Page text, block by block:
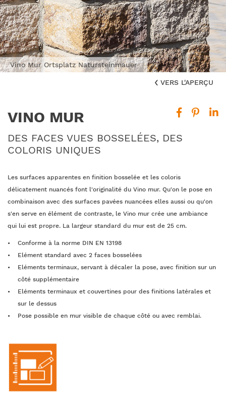
Vino Mur Ortsplatz Natursteinmauer
VERS L'APERÇU
VINO MUR
DES FACES VUES BOSSELÉES, DES
COLORIS UNIQUES
Les surfaces apparentes en finition bosselée et les coloris
délicatement nuancés font l'originalité du Vino mur. Qu'on le pose en
combinaison avec des surfaces pavées nuancées elles aussi ou qu'on
s'en serve en élément de contraste, le Vino mur crée une ambiance
qui lui est propre. La largeur standard du mur est de 25 cm.
Conforme à la norme DIN EN 13198
Elément standard avec 2 faces bosselées
Eléments terminaux, servant à décaler la pose, avec finition sur un
côté supplémentaire
Eléments terminaux et couvertines pour des finitions latérales et
sur le dessus
Pose possible en mur visible de chaque côté ou avec remblai.